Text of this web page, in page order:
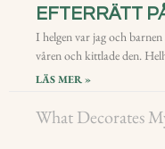
EFTERRÄTT
I helgen var jag och
våren och kittlade den.
LÄS MER »
What Decorates